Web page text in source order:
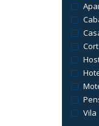
Cort
Vila